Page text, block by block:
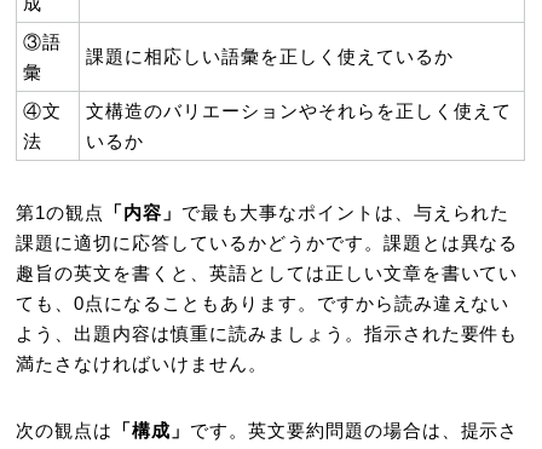
③語
彙
課題に相応しい語彙を正しく使えているか
④文
法
文構造のバリエーションやそれらを正しく使えて
いるか
第1の観点 「内容」 で最も大事なポイントは、与えられた
課題に適切に応答しているかどうかです。課題とは異なる
趣旨の英文を書くと、英語としては正しい文章を書いてい
ても、0点になることもあります。ですから読み違えない
よう、出題内容は慎重に読みましょう。指示された要件も
満たさなければいけません。
次の観点は 「構成」 です。英文要約問題の場合は、提示さ